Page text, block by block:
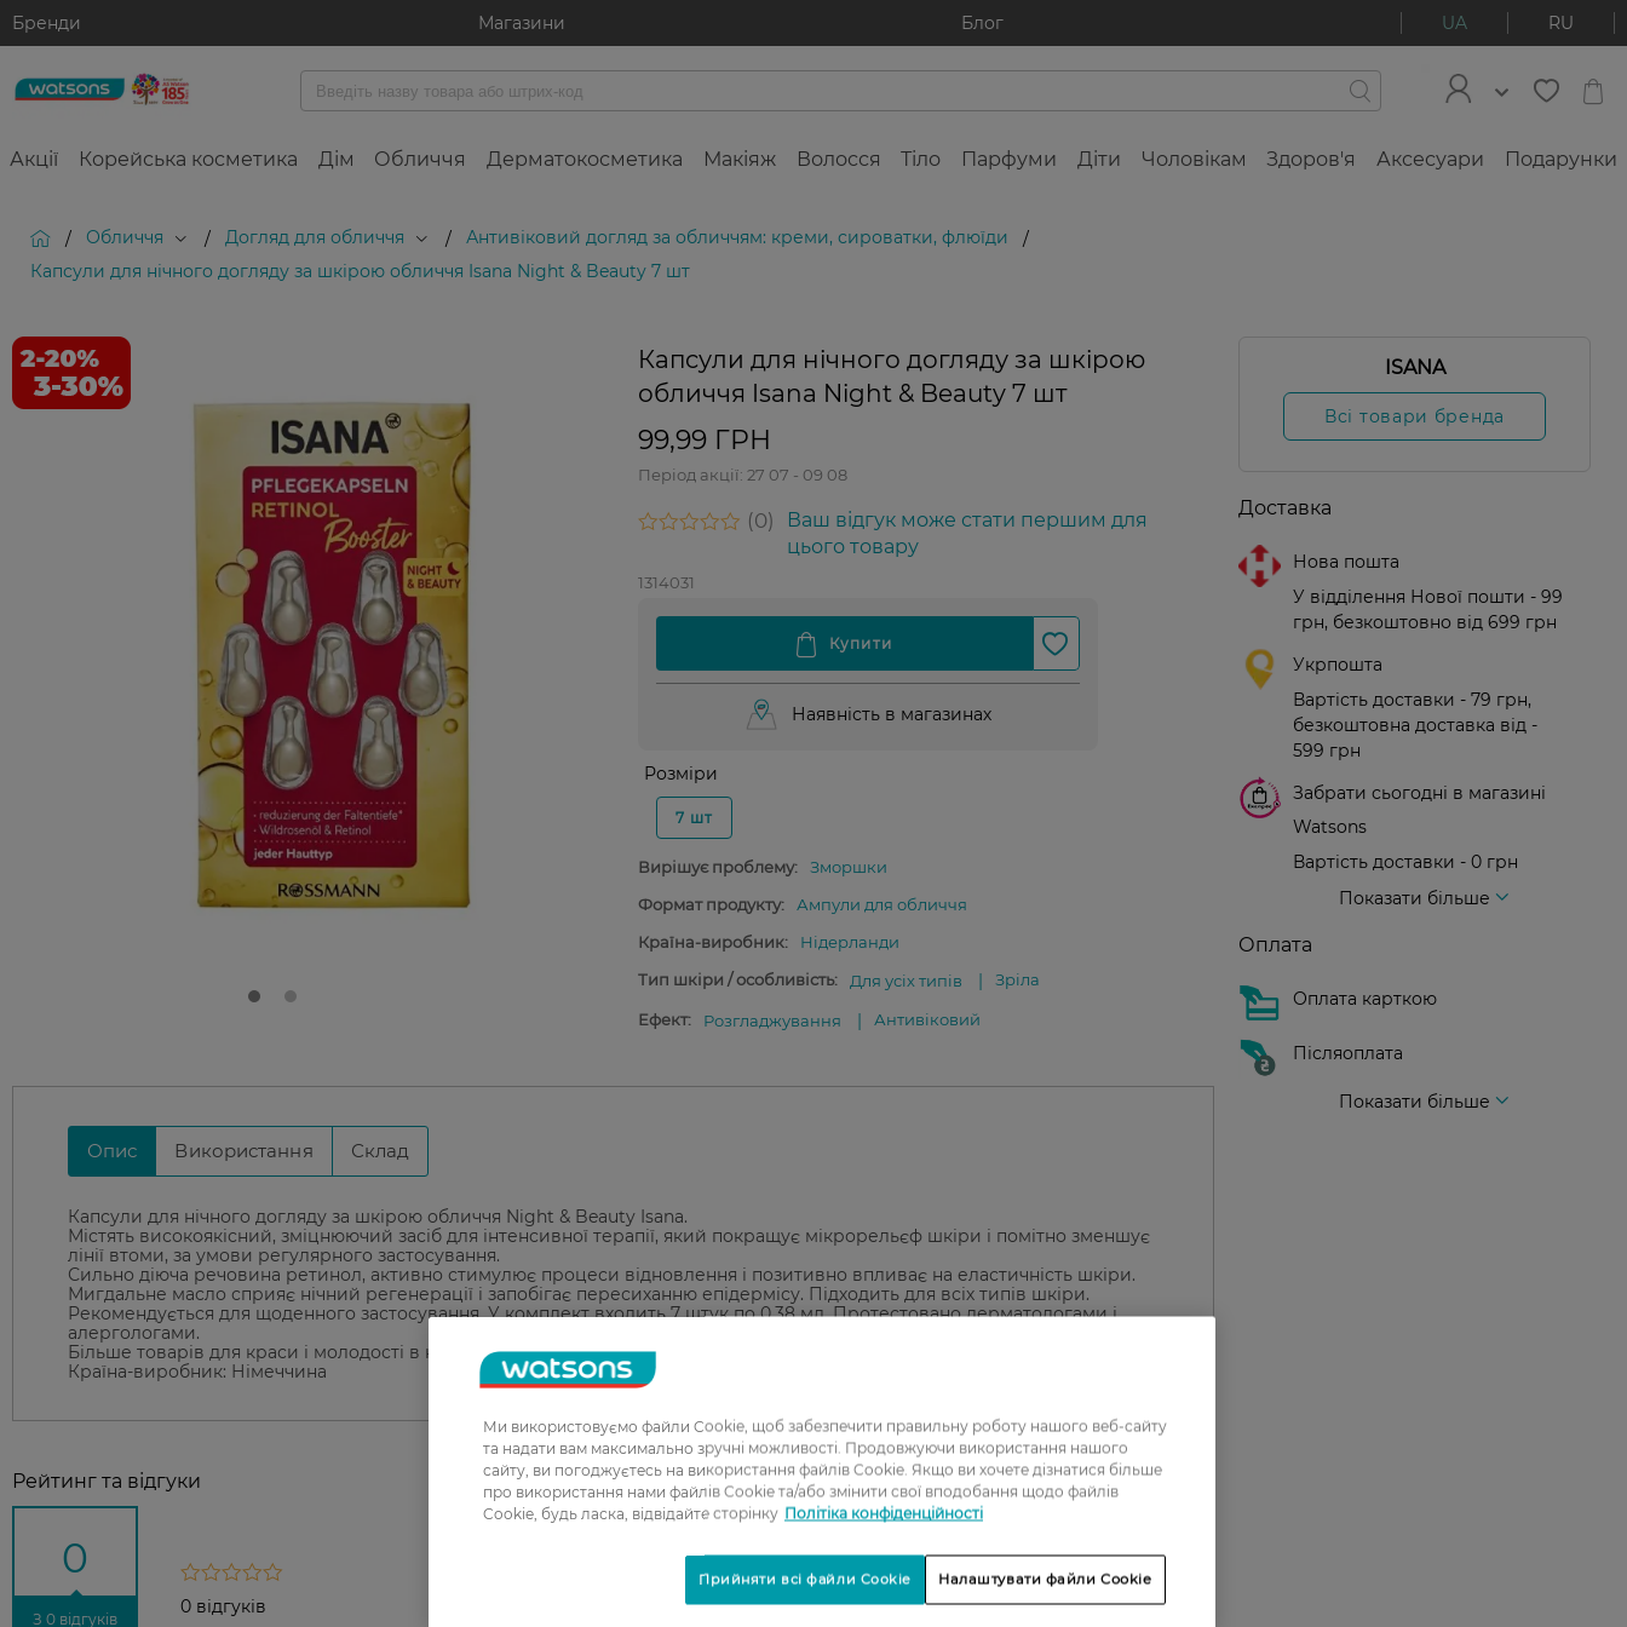
Бренди Магазини Блог UA RU
Акції Корейська косметика Дім Обличчя Дерматокосметика Макіяж Волосся Тіло Парфуми Діти Чоловікам Здоров'я Аксесуари Подарунки
/ Обличчя / Догляд для обличчя / Антивіковий догляд за обличчям: креми, сироватки, флюїди
/
Капсули для нічного догляду за шкірою обличчя Isana Night & Beauty 7 шт
Капсули для нічного догляду за шкірою
обличчя Isana Night & Beauty 7 шт
99,99 ГРН
Період акції: 27 07 - 09 08
0
Ваш відгук може стати першим для
цього товару
1314031
Наявність в магазинах
Розміри
7 шт
Вирішує проблему:
Зморшки
Формат продукту:
Ампули для обличчя
Країна-виробник:
Нідерланди
Тип шкіри / особливість:
Для усіх типів Зріла
Ефект: Розгладжування Антивіковий
Опис Використання Склад
Капсули для нічного догляду за шкірою обличчя Night & Beauty Isana.
Містять високоякісний, зміцнюючий засіб для інтенсивної терапії, який покращує мікрорельєф шкіри і помітно зменшує
лінії втоми, за умови регулярного застосування.
Сильно діюча речовина ретинол, активно стимулює процеси відновлення і позитивно впливає на еластичність шкіри.
Мигдальне масло сприяє нічний регенерації і запобігає пересиханню епідермісу. Підходить для всіх типів шкіри.
Рекомендується для щоденного застосування. У комплект входить 7 штук по 0,38 мл. Протестовано дерматологами і
алергологами.
Більше товарів для краси і молодості в нашому інтернет-магазині Watsons.
Країна-виробник: Німеччина
Рейтинг та відгуки
0
З 0 відгуків
0 відгуків
2
ISANA
Всі товари бренда
Доставка
Нова пошта
У відділення Нової пошти - 99
грн, безкоштовно від 699 грн
Укрпошта
Вартість доставки - 79 грн,
безкоштовна доставка від -
599 грн
Забрати сьогодні в магазині
Watsons
Вартість доставки - 0 грн
Показати більше
Оплата
Оплата карткою
Післяоплата
Показати більше
Ми використовуємо файли Cookie, щоб забезпечити правильну роботу нашого веб-сайту
та надати вам максимально зручні можливості. Продовжуючи використання нашого
сайту, ви погоджуєтесь на використання файлів Cookie. Якщо ви хочете дізнатися більше
про використання нами файлів Cookie та/або змінити свої вподобання щодо файлів
Cookie, будь ласка, відвідайте сторінку Політіка конфіденційності
Налаштувати файли Cookie
Прийняти всі файли Cookie